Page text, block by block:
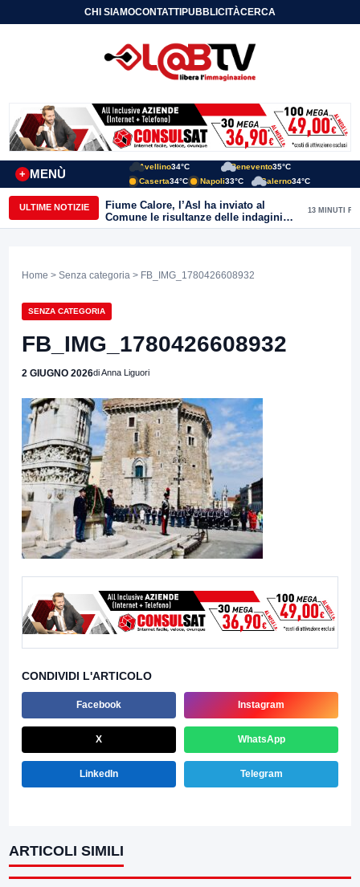
CHI SIAMOCONTATTIPUBBLICITÀCERCA
MENÙ
+
Avellino34°C Benevento35°C
Caserta34°C Napoli33°C Salerno34°C
ULTIME NOTIZIE
Fiume Calore, l’Asl ha inviato al
Comune le risultanze delle indagini
effettuate
13 MINUTI FA
Home > Senza categoria > FB_IMG_1780426608932
SENZA CATEGORIA
FB_IMG_1780426608932
2 GIUGNO 2026di Anna Liguori
CONDIVIDI L'ARTICOLO
Facebook Instagram
X WhatsApp
LinkedIn Telegram
ARTICOLI SIMILI